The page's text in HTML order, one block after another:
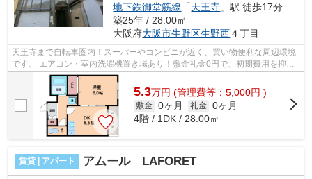
地下鉄御堂筋線 「天王寺 」駅 徒歩17分
築25年 / 28.00㎡
大阪府大阪市生野区生野西４丁目
天王寺まで自転車圏内！スーパーやコンビニが近く、買い物便利な周辺環境
です。 エアコン・室内洗濯機置き場あり！敷金礼金0円で、初期費用を抑え
たい方にオススメのマンションです。...
5.3万円 (管理費等：5,000円 )
敷金 0ヶ月 礼金 0ヶ月
4階 / 1DK / 28.00㎡
賃貸 | アパート アムール LAFORET